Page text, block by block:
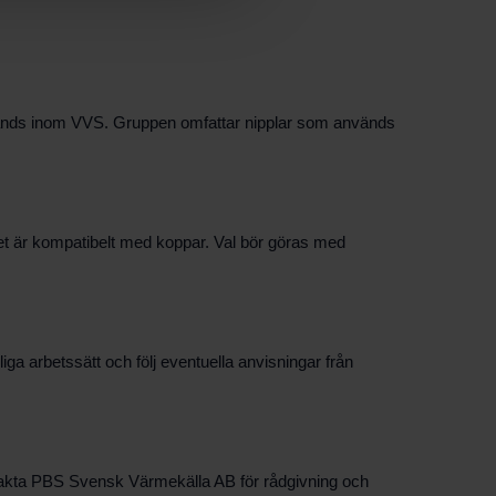
inom VVS. Gruppen omfattar nipplar som används
är kompatibelt med koppar. Val bör göras med
arbetssätt och följ eventuella anvisningar från
PBS Svensk Värmekälla AB för rådgivning och